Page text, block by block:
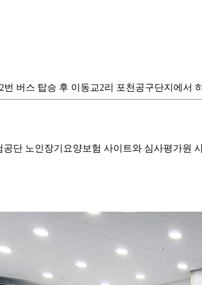
버스 탑승 후 이동교2리 포천공구단지에서
단 노인장기요양보험 사이트와 심사평가